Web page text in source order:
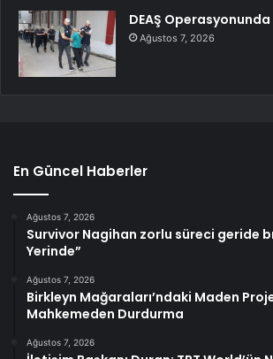
DEAŞ
Ağustos 7, 2026
En Güncel Haberler
Ağustos 7, 2026
Survivor Nagihan zorlu süreci geride
Yerinde”
Ağustos 7, 2026
Birkleyn Mağaraları’ndaki Maden
Mahkemeden Durdurma
Ağustos 7, 2026